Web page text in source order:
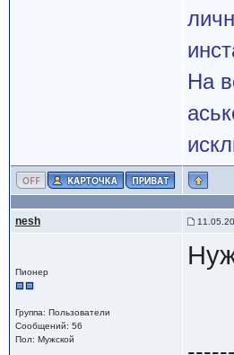
На
nesh
Пионер
Группа: Пользователи
Сообщений: 56
Пол: Мужской